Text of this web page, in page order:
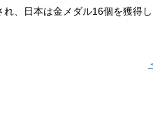
れ、日本は金メダル16個を獲得